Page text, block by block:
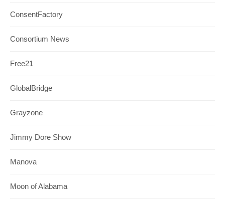
ConsentFactory
Consortium News
Free21
GlobalBridge
Grayzone
Jimmy Dore Show
Manova
Moon of Alabama